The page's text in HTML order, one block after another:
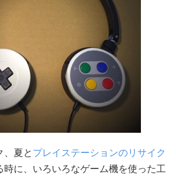
、夏と プレイステーションのリサイク
時に、いろいろなゲーム機を使った工